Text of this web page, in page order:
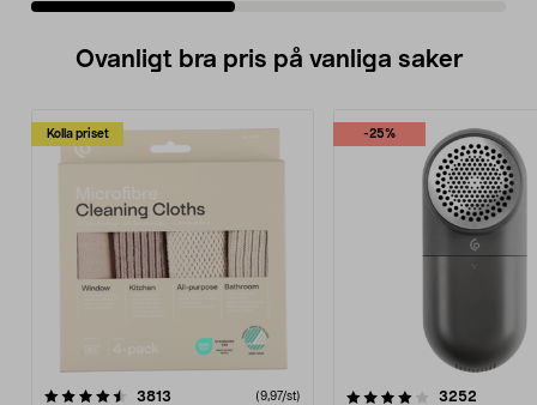
Ovanligt bra pris på vanliga saker
Kolla priset
3813 (9,97/st)
-25%
4.0av 5 stjärnor 3252
4.5av 5 stjärnor